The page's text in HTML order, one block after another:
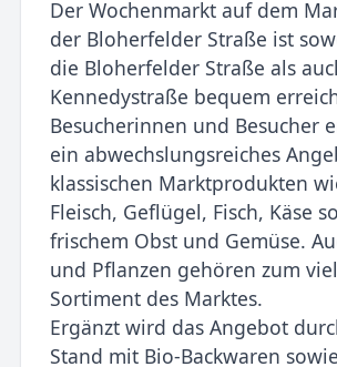
Der Wochenmarkt auf dem
der Bloherfelder Straße ist
die Bloherfelder Straße als
Kennedystraße bequem
Besucherinnen und Besucher
ein abwechslungsreiches
klassischen Marktprodukten
Fleisch, Geflügel, Fisch, Käse
frischem Obst und Gemüse.
und Pflanzen gehören zum
Sortiment des Marktes.
Ergänzt wird das Angebot
Stand mit Bio-Backwaren